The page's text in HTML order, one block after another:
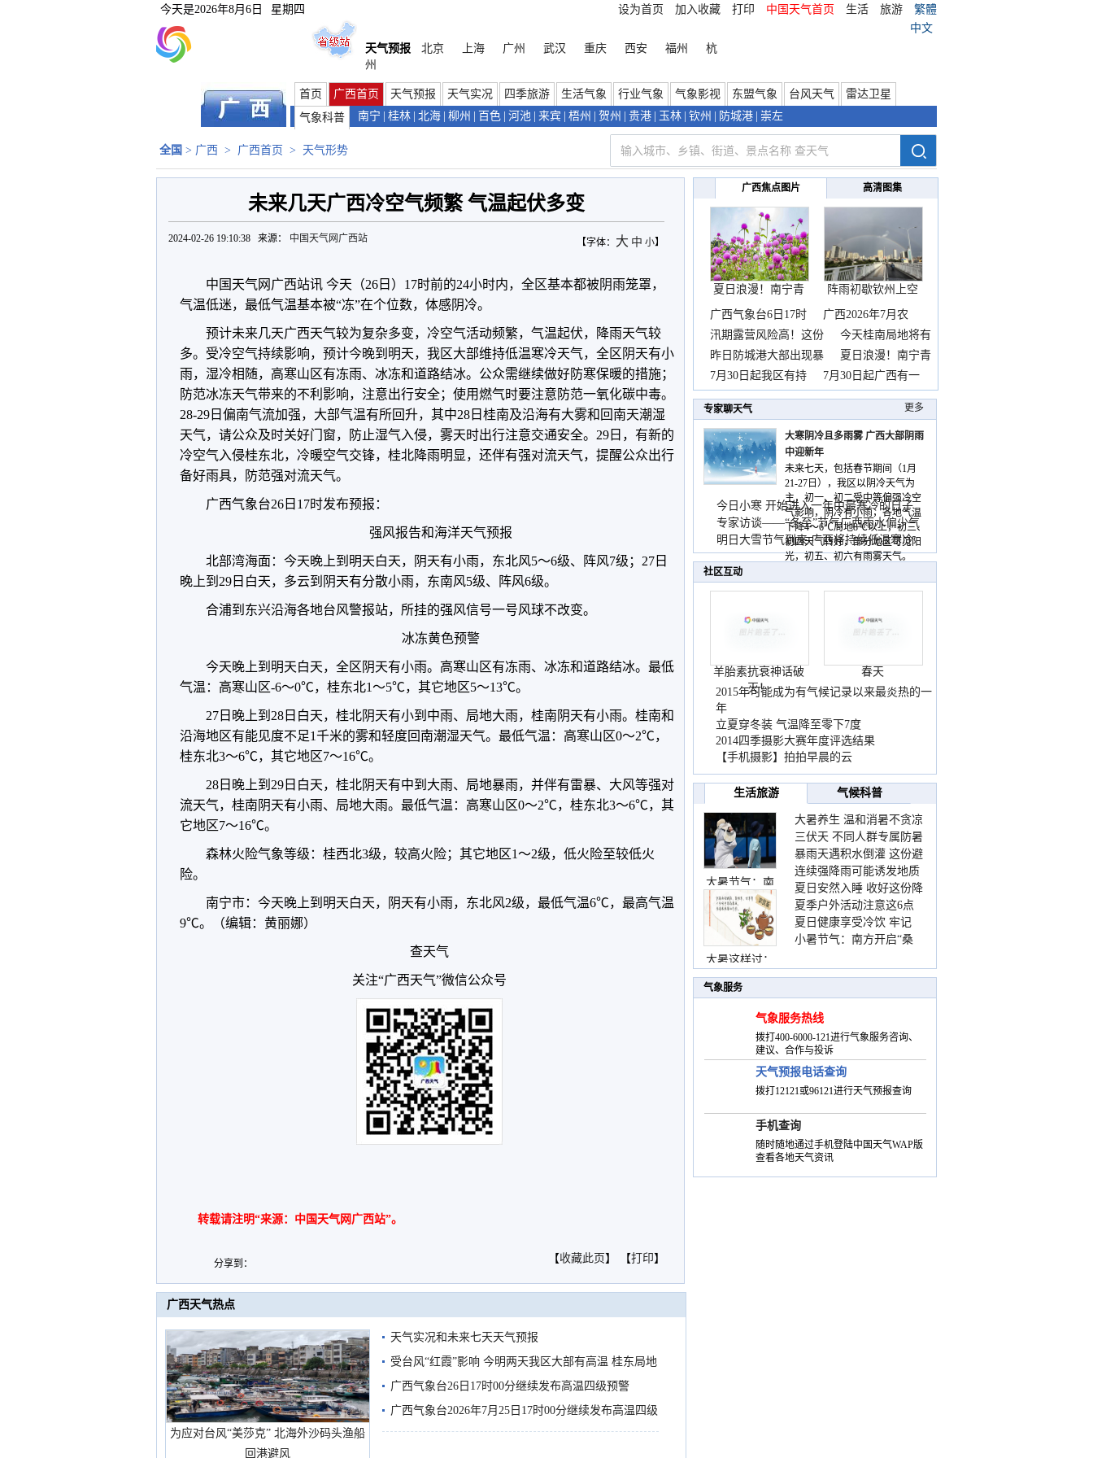
今天是2026年8月6日 星期四 设为首页 加入收藏 打印 中国天气首页 生活 旅游
繁體
中文
天气预报
北京 上海 广州 武汉 重庆 西安 福州
杭
州
首页 广西首页 天气预报 天气实况 四季旅游 生活气象 行业气象 气象影视 东盟气象 台风天气
雷达卫星
气象科普
南宁 桂林 北海 柳州 百色 河池 来宾 梧州 贺州 贵港 玉林 钦州 防城港 崇左
全国 > 广西 > 广西首页 > 天气形势
未来几天广西冷空气频繁 气温起伏多变
【字体： 大 中 小】
2024-02-26 19:10:38 来源： 中国天气网广西站
中国天气网广西站讯 今天（26日）17时前的24小时内，全区基本都被阴雨笼罩，
气温低迷，最低气温基本被“冻”在个位数，体感阴冷。
预计未来几天广西天气较为复杂多变，冷空气活动频繁，气温起伏，降雨天气较
多。受冷空气持续影响，预计今晚到明天，我区大部维持低温寒冷天气，全区阴天有小
雨，湿冷相随，高寒山区有冻雨、冰冻和道路结冰。公众需继续做好防寒保暖的措施；
防范冰冻天气带来的不利影响，注意出行安全；使用燃气时要注意防范一氧化碳中毒。
28-29日偏南气流加强，大部气温有所回升，其中28日桂南及沿海有大雾和回南天潮湿
天气，请公众及时关好门窗，防止湿气入侵，雾天时出行注意交通安全。29日，有新的
冷空气入侵桂东北，冷暖空气交锋，桂北降雨明显，还伴有强对流天气，提醒公众出行
备好雨具，防范强对流天气。
广西气象台26日17时发布预报：
强风报告和海洋天气预报
北部湾海面：今天晚上到明天白天，阴天有小雨，东北风5～6级、阵风7级；27日
晚上到29日白天，多云到阴天有分散小雨，东南风5级、阵风6级。
合浦到东兴沿海各地台风警报站，所挂的强风信号一号风球不改变。
冰冻黄色预警
今天晚上到明天白天，全区阴天有小雨。高寒山区有冻雨、冰冻和道路结冰。最低
气温：高寒山区-6～0℃，桂东北1～5℃，其它地区5～13℃。
27日晚上到28日白天，桂北阴天有小到中雨、局地大雨，桂南阴天有小雨。桂南和
沿海地区有能见度不足1千米的雾和轻度回南潮湿天气。最低气温：高寒山区0～2℃，
桂东北3～6℃，其它地区7～16℃。
28日晚上到29日白天，桂北阴天有中到大雨、局地暴雨，并伴有雷暴、大风等强对
流天气，桂南阴天有小雨、局地大雨。最低气温：高寒山区0～2℃，桂东北3～6℃，其
它地区7～16℃。
森林火险气象等级：桂西北3级，较高火险；其它地区1～2级，低火险至较低火
险。
南宁市：今天晚上到明天白天，阴天有小雨，东北风2级，最低气温6℃，最高气温
9℃。（编辑：黄丽娜）
查天气
关注“广西天气”微信公众号
转载请注明“来源：中国天气网广西站”。
分享到： 【收藏此页 】 【打印】
广西天气热点
为应对台风“美莎克” 北海外沙码头渔船
回港避风
天气实况和未来七天天气预报
受台风“红霞”影响 今明两天我区大部有高温 桂东局地
有较强降雨
广西气象台26日17时00分继续发布高温四级预警
广西气象台2026年7月25日17时00分继续发布高温四级
预警
广西焦点图片 高清图集
夏日浪漫！南宁青
秀山
阵雨初歇钦州上空
邂逅
广西气象台6日17时
广西2026年7月农
汛期露营风险高！这份
今天桂南局地将有
暴雨
昨日防城港大部出现暴
夏日浪漫！南宁青
秀山
7月30日起我区有持 7月30日起广西有一
专家聊天气 更多
大寒阴冷且多雨雾 广西大部阴雨
中迎新年
未来七天，包括春节期间（1月
21-27日），我区以阴冷天气为
主，初一、初二受中等偏强冷空
气影响，阴冷有小雨，各地气温
下降4～6℃局地8℃以上，初三、
初四天气转好，部分地区可见阳
光，初五、初六有雨雾天气。
今日小寒 开始进入一年中最寒冷的日子
专家访谈——“冬至”节气广西雨水偏少气
温低
明日大雪节气到来 广西将持续低温寒冷
天气
社区互动
羊胎素抗衰神话破
灭！
春天
2015年可能成为有气候记录以来最炎热的一
年
立夏穿冬装 气温降至零下7度
2014四季摄影大赛年度评选结果
【手机摄影】拍拍早晨的云
生活旅游 气候科普
大暑节气：南
大暑这样过：
大暑养生 温和消暑不贪凉
三伏天 不同人群专属防暑
要点请收好
暴雨天遇积水倒灌 这份避
险提示请收好
连续强降雨可能诱发地质
灾害 这些前兆要知道
夏日安然入睡 收好这份降
温小贴士
夏季户外活动注意这6点
防暑健身两不误
夏日健康享受冷饮 牢记
“两注意一控制”
小暑节气：南方开启“桑
季
气象服务
气象服务热线
拨打400-6000-121进行气象服务咨询、
建议、合作与投诉
天气预报电话查询
拨打12121或96121进行天气预报查询
手机查询
随时随地通过手机登陆中国天气WAP版
查看各地天气资讯